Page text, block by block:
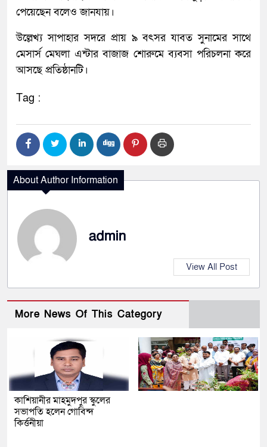
পেয়েছেন বলেও জানযায়।
উল্লেখ্য সাপাহার সদরে প্রায় ৯ বৎসর যাবত সুনামের সাথে
মেসার্স মেঘলা এন্টার বাজাজ শোরুমে ব্যবসা পরিচলনা করে
আসছে প্রতিষ্ঠানটি।
Tag :
About Author Information
admin
View All Post
More News Of This Category
কাশিয়ানীর মাহমুদপুর স্কুলের
সভাপতি হলেন গোবিন্দ
কির্ত্তনীয়া